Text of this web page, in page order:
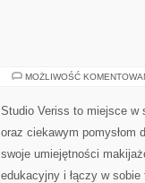
MOŻLIWOŚĆ
Studio Veriss to miejsce w
oraz ciekawym pomysłom
swoje umiejętności
edukacyjny i łączy w